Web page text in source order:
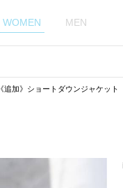
WOMEN MEN
《追加》ショートダウンジャケット